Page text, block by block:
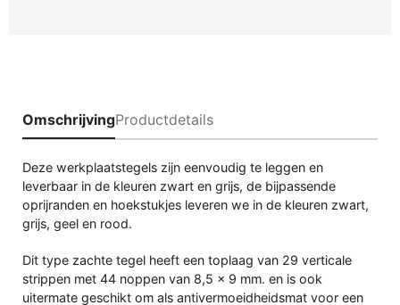
OmschrijvingProductdetails
Deze werkplaatstegels zijn eenvoudig te leggen en
leverbaar in de kleuren zwart en grijs, de bijpassende
oprijranden en hoekstukjes leveren we in de kleuren zwart,
grijs, geel en rood.
Dit type zachte tegel heeft een toplaag van 29 verticale
strippen met 44 noppen van 8,5 x 9 mm. en is ook
uitermate geschikt om als antivermoeidheidsmat voor een